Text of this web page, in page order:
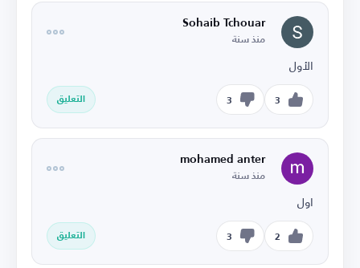
Sohaib Tchouar
منذ سنة
الأول
3
3 التعليق
mohamed anter
منذ سنة
اول
2
3 التعليق